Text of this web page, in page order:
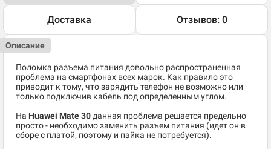
Доставка Отзывов: 0
Описание
Поломка разъема питания довольно распространенная
проблема на смартфонах всех марок. Как правило это
приводит к тому, что зарядить телефон не возможно или
только подключив кабель под определенным углом.
На Huawei Mate 30данная проблема решается предельно
просто - необходимо заменить разъем питания (идет он в
сборе с платой, поэтому и пайка не потребуется).